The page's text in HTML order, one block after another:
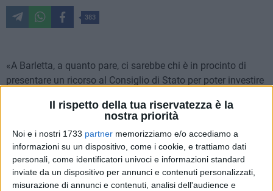
Il rispetto della tua riservatezza è la
nostra priorità
Noi e i nostri 1733 partner memorizziamo e/o accediamo a
informazioni su un dispositivo, come i cookie, e trattiamo dati
personali, come identificatori univoci e informazioni standard
inviate da un dispositivo per annunci e contenuti personalizzati,
misurazione di annunci e contenuti, analisi dell'audience e
383
«A Barletta, a quanto pare, ci sarebbe chi è in procinto di
presentare un ricorso al Consiglio di Stato per poter investire
destituendo così Trani e Andria. Se Trani non mantiene alta
la guardia rischiamo di perdere oltre che l'ospedale e
l'archivio di stato, anche il titolo di co-capoluogo della sesta
provincia»: lo afferma il membro della direzione nazionale di
Fratelli d'Italia, Raimondo Lima, replicando alla nota
pubblicata ieri su BarlettaViva a firma della Base del